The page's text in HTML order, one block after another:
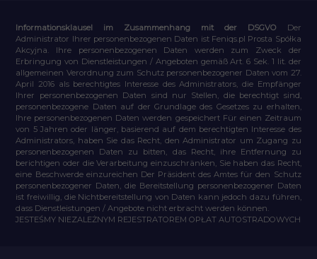
Informationsklausel im Zusammenhang mit der DSGVO
Der
Administrator Ihrer personenbezogenen Daten ist Feniqs.pl Prosta Spółka
Akcyjna. Ihre personenbezogenen Daten werden zum Zweck der
Erbringung von Dienstleistungen / Angeboten gemäß Art. 6 Sek. 1 lit. der
allgemeinen Verordnung zum Schutz personenbezogener Daten vom 27.
April 2016 als berechtigtes Interesse des Administrators, die Empfänger
Ihrer personenbezogenen Daten sind nur Stellen, die berechtigt sind,
personenbezogene Daten auf der Grundlage des Gesetzes zu erhalten,
Ihre personenbezogenen Daten werden gespeichert Für einen Zeitraum
von 5 Jahren oder länger, basierend auf dem berechtigten Interesse des
Administrators, haben Sie das Recht, den Administrator um Zugang zu
personenbezogenen Daten zu bitten, das Recht, ihre Entfernung zu
berichtigen oder die Verarbeitung einzuschränken, Sie haben das Recht,
eine Beschwerde einzureichen Der Präsident des Amtes für den Schutz
personenbezogener Daten, die Bereitstellung personenbezogener Daten
ist freiwillig, die Nichtbereitstellung von Daten kann jedoch dazu führen,
dass Dienstleistungen / Angebote nicht erbracht werden können.
JESTEŚMY NIEZALEŻNYM REJESTRATOREM OPŁAT AUTOSTRADOWYCH